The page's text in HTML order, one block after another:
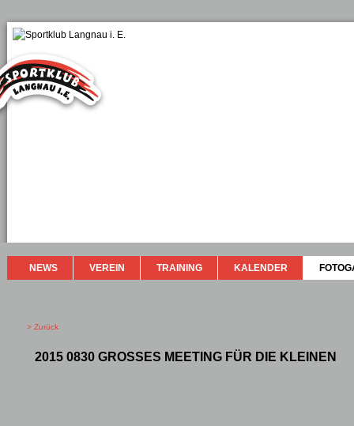
NEWS VEREIN TRAINING KALENDER
> Zurück
2015 0830 GROSSES MEETING FÜR DIE KLEINEN